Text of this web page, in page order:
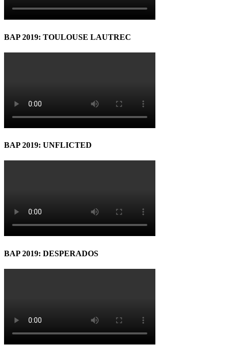
BAP 2019: TOULOUSE LAUTREC
BAP 2019: UNFLICTED
BAP 2019: DESPERADOS